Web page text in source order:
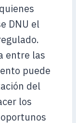
DNU el
entre las
puede
del
los